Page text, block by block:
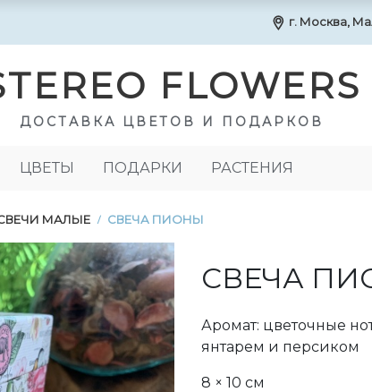
г. Москва,
FLOWERS
ДОСТАВКА ЦВЕТОВ И ПОДАРКОВ
ЦВЕТЫ ПОДАРКИ РАСТЕНИЯ
МАЛЫЕ / СВЕЧА ПИОНЫ
СВЕЧА
Аромат: цветочные
янтарем и персиком
8 × 10 см